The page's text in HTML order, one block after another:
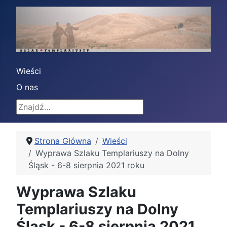
Wieści
O nas
Znajdź
Strona Główna
Wieści
Wyprawa Szlaku Templariuszy na Dolny
Śląsk - 6-8 sierpnia 2021 roku
Wyprawa Szlaku
Templariuszy na Dolny